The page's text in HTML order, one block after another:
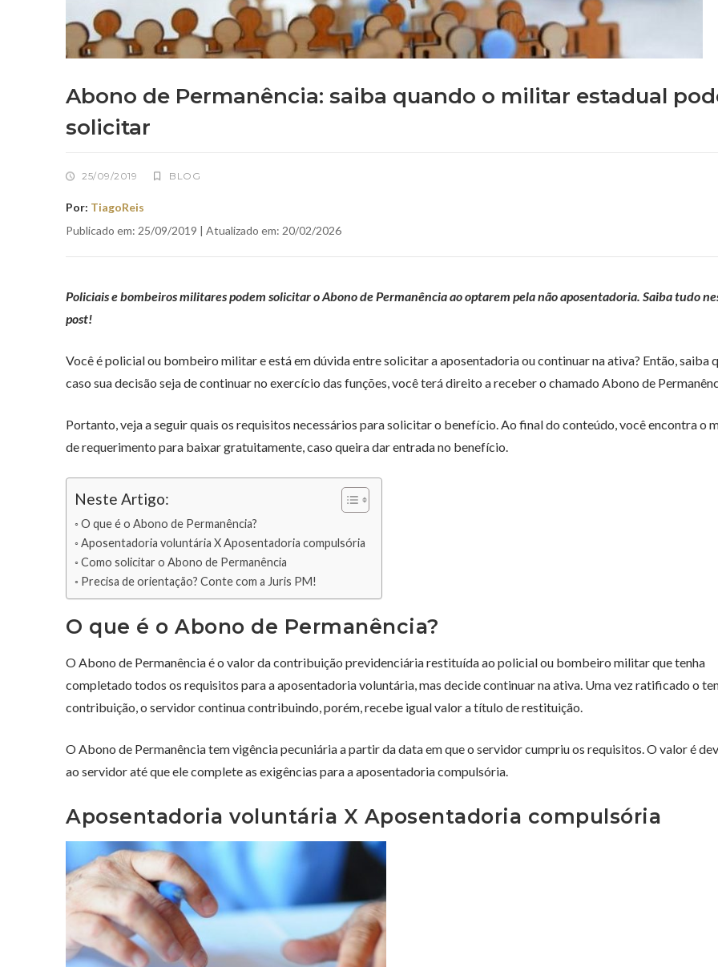
Abono de Permanência: saiba quando o militar estadual
solicitar
25/09/2019 BLOG
Por: TiagoReis
Publicado em: 25/09/2019 | Atualizado em: 20/02/2026
Policiais e bombeiros militares podem solicitar o Abono de Permanência ao optarem pela não aposentadoria. Saiba tudo
post!
Você é policial ou bombeiro militar e está em dúvida entre solicitar a aposentadoria ou continuar na ativa? Então, saiba
caso sua decisão seja de continuar no exercício das funções, você terá direito a receber o chamado Abono de
Portanto, veja a seguir quais os requisitos necessários para solicitar o benefício. Ao final do conteúdo, você encontra o
de requerimento para baixar gratuitamente, caso queira dar entrada no benefício.
Neste Artigo:
O que é o Abono de Permanência?
Aposentadoria voluntária X Aposentadoria compulsória
Como solicitar o Abono de Permanência
Precisa de orientação? Conte com a Juris PM!
O que é o Abono de Permanência?
O Abono de Permanência é o valor da contribuição previdenciária restituída ao policial ou bombeiro militar que tenha
completado todos os requisitos para a aposentadoria voluntária, mas decide continuar na ativa. Uma vez ratificado o
contribuição, o servidor continua contribuindo, porém, recebe igual valor a título de restituição.
O Abono de Permanência tem vigência pecuniária a partir da data em que o servidor cumpriu os requisitos. O valor é
ao servidor até que ele complete as exigências para a aposentadoria compulsória.
Aposentadoria voluntária X Aposentadoria compulsória